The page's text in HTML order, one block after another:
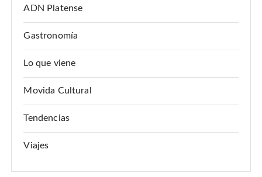
ADN Platense
Gastronomía
Lo que viene
Movida Cultural
Tendencias
Viajes